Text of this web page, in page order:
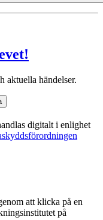
aktuella händelser.
digitalt i enlighet
att klicka på en
på